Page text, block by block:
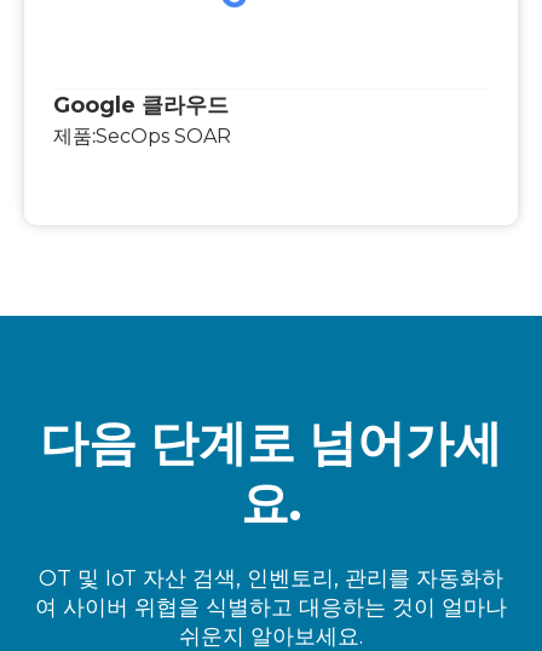
Google 클라우드
제품:SecOps SOAR
다음 단계로 넘어가세
요.
OT 및 IoT 자산 검색, 인벤토리, 관리를 자동화하
여 사이버 위협을 식별하고 대응하는 것이 얼마나
쉬운지 알아보세요.